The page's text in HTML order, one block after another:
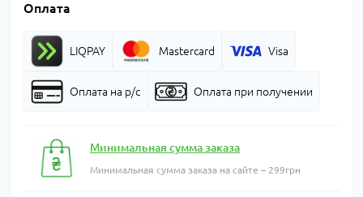
Оплата
LIQPAY Mastercard Visa
Оплата на р/с Оплата при получении
Минимальная сумма заказа
Минимальная сумма заказа на сайте – 299грн